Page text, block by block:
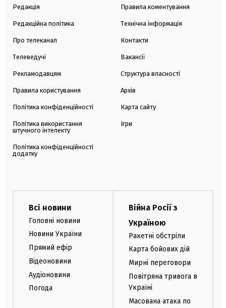
Редакція
Редакційна політика
Про телеканал
Телеведучі
Рекламодавцям
Правила користування
Політика конфіденційності
Політика використання
штучного інтелекту
Політика конфіденційності
додатку
Правила коментування
Технічна інформація
Контакти
Вакансії
Структура власності
Архів
Карта сайту
Ігри
Всі новини
Головні новини
Новини України
Прямий ефір
Відеоновини
Аудіоновини
Погода
Війна Росії з
Україною
Ракетні обстріли
Карта бойових дій
Мирні переговори
Повітряна тривога в
Україні
Масована атака по